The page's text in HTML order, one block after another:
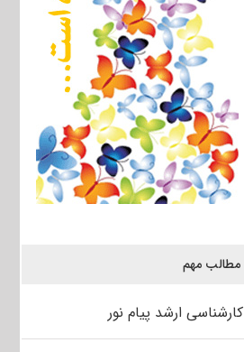
مطالب مهم
کارشناسی ارشد پیام نور